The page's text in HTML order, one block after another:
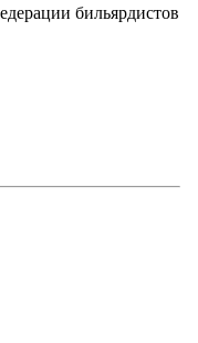
бильярдистов